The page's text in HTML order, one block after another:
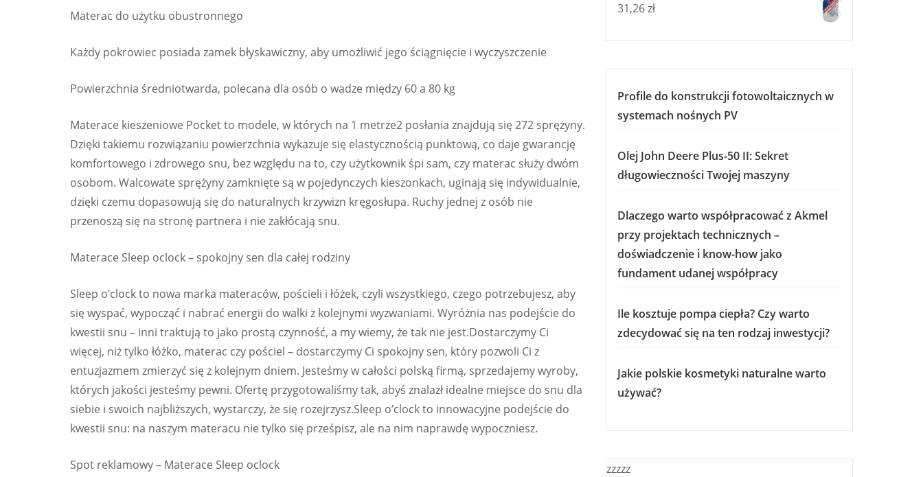
Materac do użytku obustronnego
Każdy pokrowiec posiada zamek błyskawiczny, aby umożliwić jego ściągnięcie i wyczyszczenie
Powierzchnia średniotwarda, polecana dla osób o wadze między 60 a 80 kg
Materace kieszeniowe Pocket to modele, w których na 1 metrze2 posłania znajdują się 272 sprężyny.
Dzięki takiemu rozwiązaniu powierzchnia wykazuje się elastycznością punktową, co daje gwarancję
komfortowego i zdrowego snu, bez względu na to, czy użytkownik śpi sam, czy materac służy dwóm
osobom. Walcowate sprężyny zamknięte są w pojedynczych kieszonkach, uginają się indywidualnie,
dzięki czemu dopasowują się do naturalnych krzywizn kręgosłupa. Ruchy jednej z osób nie
przenoszą się na stronę partnera i nie zakłócają snu.
Materace Sleep oclock – spokojny sen dla całej rodziny
Sleep o’clock to nowa marka materaców, pościeli i łóżek, czyli wszystkiego, czego potrzebujesz, aby
się wyspać, wypocząć i nabrać energii do walki z kolejnymi wyzwaniami. Wyróżnia nas podejście do
kwestii snu – inni traktują to jako prostą czynność, a my wiemy, że tak nie jest.Dostarczymy Ci
więcej, niż tylko łóżko, materac czy pościel – dostarczymy Ci spokojny sen, który pozwoli Ci z
entuzjazmem zmierzyć się z kolejnym dniem. Jesteśmy w całości polską firmą, sprzedajemy wyroby,
których jakości jesteśmy pewni. Ofertę przygotowaliśmy tak, abyś znalazł idealne miejsce do snu dla
siebie i swoich najbliższych, wystarczy, że się rozejrzysz.Sleep o’clock to innowacyjne podejście do
kwestii snu: na naszym materacu nie tylko się prześpisz, ale na nim naprawdę wypoczniesz.
Spot reklamowy – Materace Sleep oclock
31,26zł
Profile do konstrukcji fotowoltaicznych w
systemach nośnych PV
Olej John Deere Plus-50 II: Sekret
długowieczności Twojej maszyny
Dlaczego warto współpracować z Akmel
przy projektach technicznych –
doświadczenie i know-how jako
fundament udanej współpracy
Ile kosztuje pompa ciepła? Czy warto
zdecydować się na ten rodzaj inwestycji?
Jakie polskie kosmetyki naturalne warto
używać?
zzzzz